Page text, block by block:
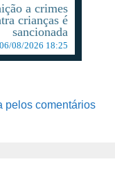
a crimes
crianças é
sancionada
06/08/2026 18:25
pelos comentários